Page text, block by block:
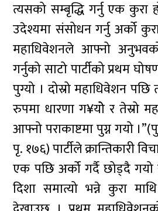
त्यसको सम्बृद्धि गर्नु एक
उदेश्यमा संसोधन गर्नु अर्को
महाधिवेशनले आफ्नो
गर्नुको साटो पार्टीको प्रथम
पुग्यो । दोस्रो महाधिवेशन
रुपमा धारणा ग¥योे र तेस्रो
आफ्नो पराकाष्टमा पुग्न गयो
पृ. १७६) पार्टीले क्रान्तिकारी
एक पछि अर्को गर्दै छोड्दै गयो
दिशा समात्यो भन्ने कुरा